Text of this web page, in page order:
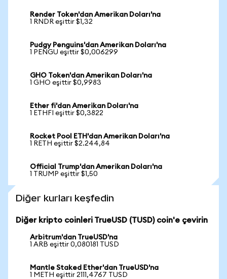
Render Token'dan Amerikan Doları'na
1 RNDR eşittir $1,32
Pudgy Penguins'dan Amerikan Doları'na
1 PENGU eşittir $0,006299
GHO Token'dan Amerikan Doları'na
1 GHO eşittir $0,9983
Ether fi'dan Amerikan Doları'na
1 ETHFI eşittir $0,3822
Rocket Pool ETH'dan Amerikan Doları'na
1 RETH eşittir $2.244,84
Official Trump'dan Amerikan Doları'na
1 TRUMP eşittir $1,50
Diğer kurları keşfedin
Diğer kripto coinleri TrueUSD (TUSD) coin'e çevirin
Arbitrum'dan TrueUSD'na
1 ARB eşittir 0,080181 TUSD
Mantle Staked Ether'dan TrueUSD'na
1 METH eşittir 2111,4767 TUSD